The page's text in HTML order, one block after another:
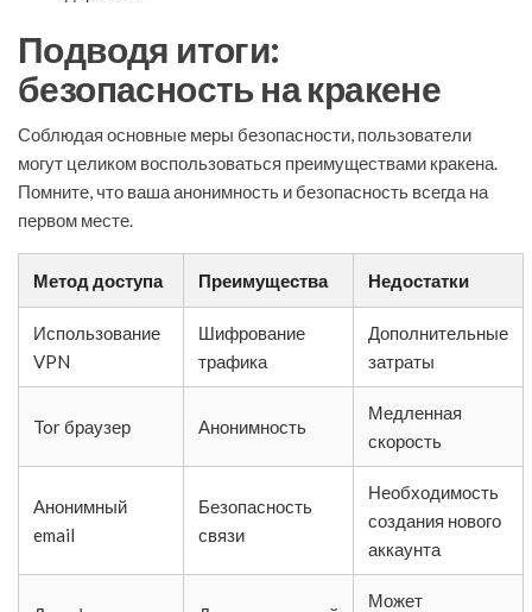
Подводя итоги:
безопасность на кракене
Соблюдая основные меры безопасности, пользователи
могут целиком воспользоваться преимуществами кракена.
Помните, что ваша анонимность и безопасность всегда на
первом месте.
Метод доступа Преимущества Недостатки
Использование
VPN
Шифрование
трафика
Дополнительные
затраты
Tor браузер Анонимность
Медленная
скорость
Анонимный
email
Безопасность
связи
Необходимость
создания нового
аккаунта
Может